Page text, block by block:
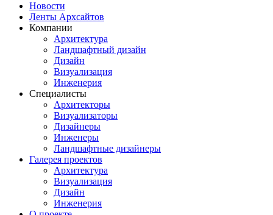
Новости
Ленты Архсайтов
Компании
Архитектура
Ландшафтный дизайн
Дизайн
Визуализация
Инженерия
Специалисты
Архитекторы
Визуализаторы
Дизайнеры
Инженеры
Ландшафтные дизайнеры
Галерея проектов
Архитектура
Визуализация
Дизайн
Инженерия